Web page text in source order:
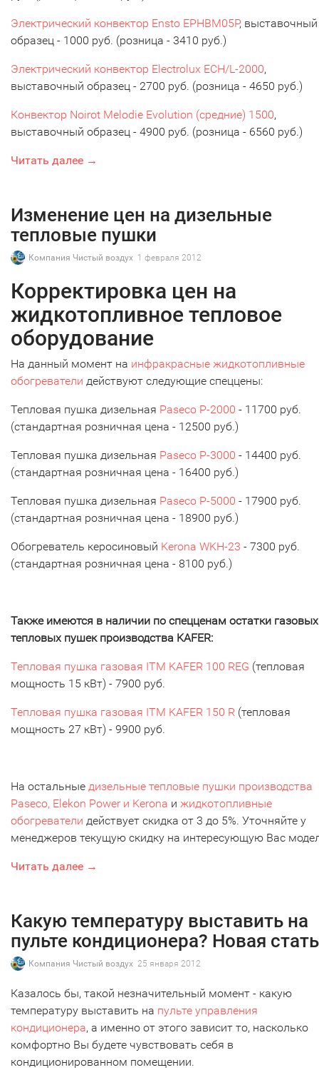
Электрический конвектор Ensto EPHBM05P, выставочный
образец - 1000 руб. (розница - 3410 руб.)
Электрический конвектор Electrolux ECH/L-2000,
выставочный образец - 2700 руб. (розница - 4650 руб.)
Конвектор Noirot Melodie Evolution (средние) 1500,
выставочный образец - 4900 руб. (розница - 6560 руб.)
Читать далее →
Изменение цен на дизельные
тепловые пушки
Компания Чистый воздух 1 февраля 2012
Корректировка цен на
жидкотопливное тепловое
оборудование
На данный момент на инфракрасные жидкотопливные
обогреватели действуют следующие спеццены:
Тепловая пушка дизельная Paseco P-2000 - 11700 руб.
(стандартная розничная цена - 12500 руб.)
Тепловая пушка дизельная Paseco P-3000 - 14400 руб.
(стандартная розничная цена - 16400 руб.)
Тепловая пушка дизельная Paseco P-5000 - 17900 руб.
(стандартная розничная цена - 18900 руб.)
Обогреватель керосиновый Kerona WKH-23 - 7300 руб.
(стандартная розничная цена - 8100 руб.)
Также имеются в наличии по спецценам остатки газовых
тепловых пушек производства KAFER:
Тепловая пушка газовая ITM KAFER 100 REG (тепловая
мощность 15 кВт) - 7900 руб.
Тепловая пушка газовая ITM KAFER 150 R (тепловая
мощность 27 кВт) - 9900 руб.
На остальные дизельные тепловые пушки производства
Paseco, Elekon Power и Kerona и жидкотопливные
обогреватели действует скидка от 3 до 5%. Уточняйте у
менеджеров текущую скидку на интересующую Вас
Читать далее →
Какую температуру выставить на
пульте кондиционера? Новая
Компания Чистый воздух 25 января 2012
Казалось бы, такой незначительный момент - какую
температуру выставить на пульте управления
кондиционера, а именно от этого зависит то, насколько
комфортно Вы будете чувствовать себя в
кондиционированном помещении.